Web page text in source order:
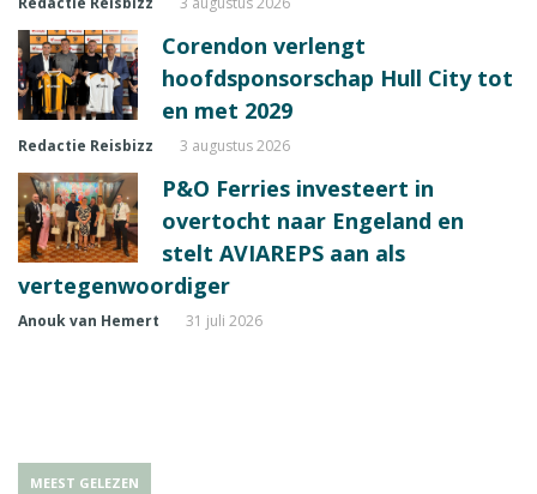
Corendon verlengt
hoofdsponsorschap Hull City tot
en met 2029
Redactie Reisbizz 3 augustus 2026
P&O Ferries investeert in
overtocht naar Engeland en
stelt AVIAREPS aan als
vertegenwoordiger
Anouk van Hemert 31 juli 2026
MEEST GELEZEN